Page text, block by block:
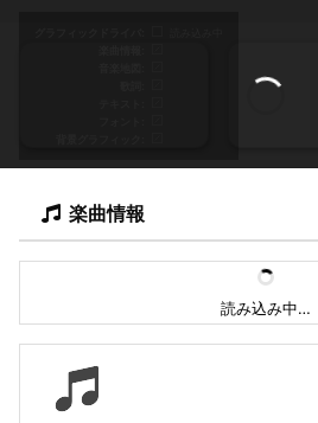
楽曲情報
読み込み中…